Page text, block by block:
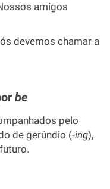
amigos
devemos chamar a
be
pelo
de gerúndio (-ing),